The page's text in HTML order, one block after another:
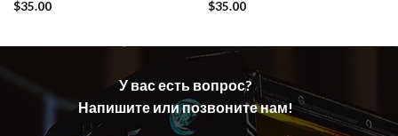
$35.00 $35.00
У вас есть вопрос?
Напишите или позвоните нам!